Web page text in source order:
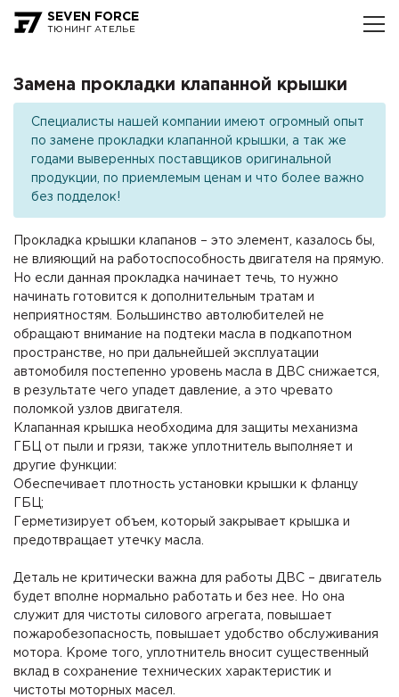
SEVEN FORCE
ТЮНИНГ АТЕЛЬЕ
Замена прокладки клапанной крышки
Специалисты нашей компании имеют огромный опыт
по замене прокладки клапанной крышки, а так же
годами выверенных поставщиков оригинальной
продукции, по приемлемым ценам и что более важно
без подделок!
Прокладка крышки клапанов – это элемент, казалось бы,
не влияющий на работоспособность двигателя на прямую.
Но если данная прокладка начинает течь, то нужно
начинать готовится к дополнительным тратам и
неприятностям. Большинство автолюбителей не
обращают внимание на подтеки масла в подкапотном
пространстве, но при дальнейшей эксплуатации
автомобиля постепенно уровень масла в ДВС снижается,
в результате чего упадет давление, а это чревато
поломкой узлов двигателя.
Клапанная крышка необходима для защиты механизма
ГБЦ от пыли и грязи, также уплотнитель выполняет и
другие функции:
Обеспечивает плотность установки крышки к фланцу
ГБЦ;
Герметизирует объем, который закрывает крышка и
предотвращает утечку масла.
Деталь не критически важна для работы ДВС – двигатель
будет вполне нормально работать и без нее. Но она
служит для чистоты силового агрегата, повышает
пожаробезопасность, повышает удобство обслуживания
мотора. Кроме того, уплотнитель вносит существенный
вклад в сохранение технических характеристик и
чистоты моторных масел.